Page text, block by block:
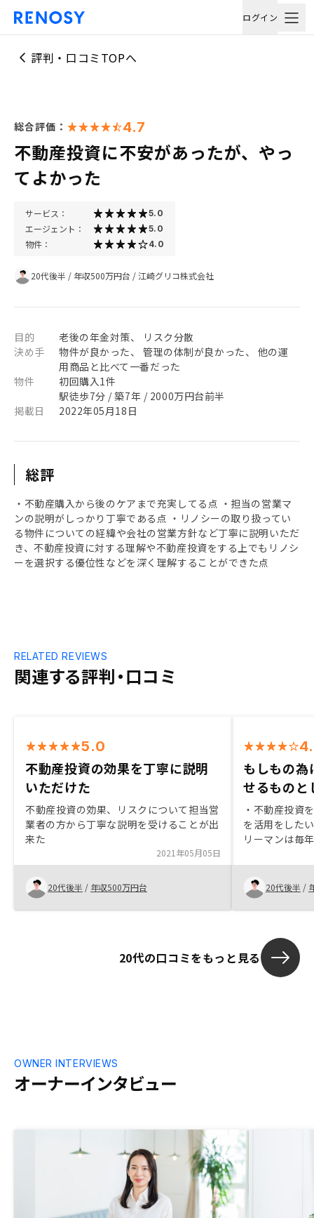
ログイン
評判・口コミTOPへ
総合評価： 4.7
不動産投資に不安があったが、やっ
てよかった
サービス： 5.0
エージェント： 5.0
物件： 4.0
20代後半 / 年収500万円台 /江崎グリコ株式会社
目的
老後の年金対策、 リスク分散
決め手
物件が良かった、 管理の体制が良かった、 他の運
用商品と比べて一番だった
物件
初回購入1件
駅徒歩7分 / 築7年 / 2000万円台前半
掲載日
2022年05月18日
総評
・不動産購入から後のケアまで充実してる点 ・担当の営業マ
ンの説明がしっかり丁寧である点 ・リノシーの取り扱ってい
る物件についての経緯や会社の営業方針など丁寧に説明いただ
き、不動産投資に対する理解や不動産投資をする上でもリノシ
ーを選択する優位性などを深く理解することができた点
関連する評判・口コミ
RELATED REVIEWS
5.0
不動産投資の効果を丁寧に説明
いただけた
不動産投資の効果、リスクについて担当営
業者の方から丁寧な説明を受けることが出
来た
2021年05月05日
20代後半 / 年収500万円台
もしもの為
せるものと
・不動産投資
を活用をした
リーマンは毎
は保険と確定
と投資信託。
動いていた。
避けたかった
た時に、奥さ
ての側面があ
じた。
20代後半 /
20代の口コミをもっと見る
オーナーインタビュー
OWNER INTERVIEWS